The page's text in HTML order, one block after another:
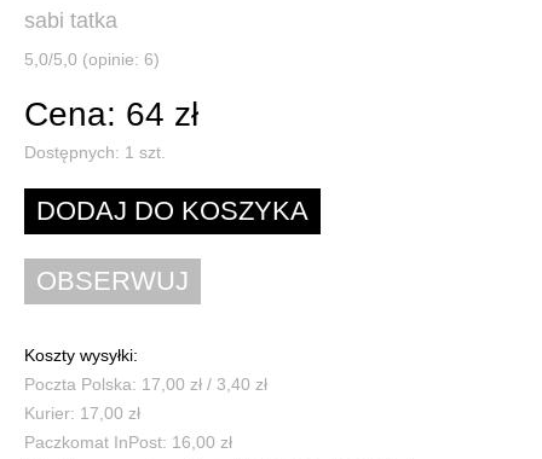
sabi tatka
5,0/5,0 (opinie: 6)
Cena: 64 zł
Dostępnych: 1 szt.
Koszty wysyłki:
Poczta Polska: 17,00 zł / 3,40 zł
Kurier: 17,00 zł
Paczkomat InPost: 16,00 zł